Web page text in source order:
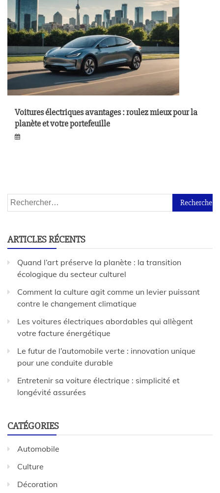
Voitures électriques avantages : roulez mieux pour la
planète et votre portefeuille
ARTICLES RÉCENTS
Quand l’art préserve la planète : la transition
écologique du secteur culturel
Comment la culture agit comme un levier puissant
contre le changement climatique
Les voitures électriques abordables qui allègent
votre facture énergétique
Le futur de l’automobile verte : innovation unique
pour une conduite durable
Entretenir sa voiture électrique : simplicité et
longévité assurées
CATÉGORIES
Automobile
Culture
Décoration